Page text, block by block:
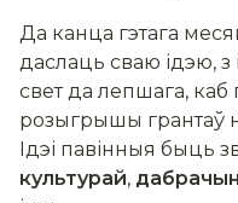
Да канца гэтага
даслаць сваю ідэю,
свет да лепшага, каб
розыгрышы грантаў
Ідэі павінныя быць
культурай,